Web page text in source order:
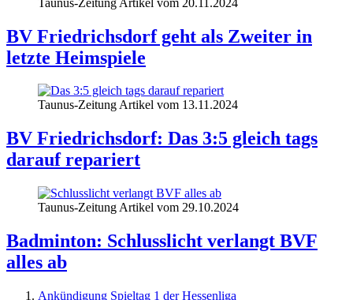
BV Friedrichsdorf geht als Zweiter in
letzte Heimspiele
Taunus-Zeitung Artikel vom 13.11.2024
BV Friedrichsdorf: Das 3:5 gleich tags
darauf repariert
Taunus-Zeitung Artikel vom 29.10.2024
Badminton: Schlusslicht verlangt BVF
alles ab
Ankündigung Spieltag 1 der Hessenliga